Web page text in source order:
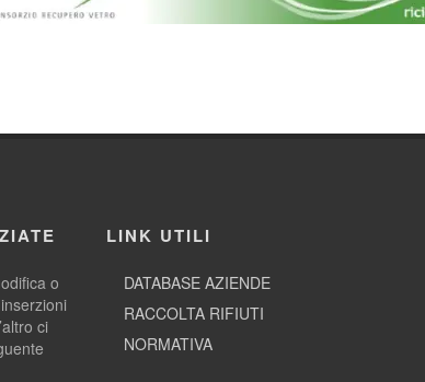
o
ci
LINK UTILI
DATABASE AZIENDE
RACCOLTA RIFIUTI
NORMATIVA